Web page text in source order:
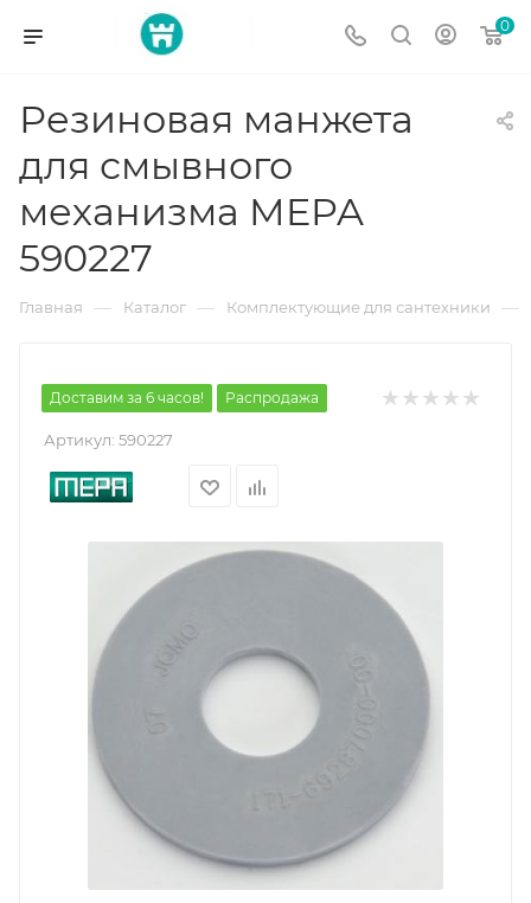
0
Резиновая манжета
для смывного
механизма MEPA
590227
Главная — Каталог — Комплектующие для сантехники —
Доставим за 6 часов! Распродажа
Артикул: 590227